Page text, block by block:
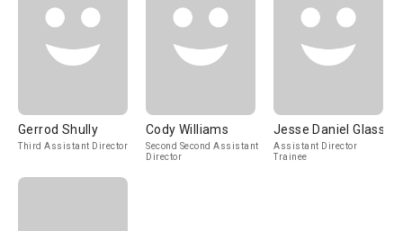
Gerrod Shully
Third Assistant Director
Cody Williams
Second Second Assistant
Director
Jesse Daniel Glass
Assistant Director
Trainee